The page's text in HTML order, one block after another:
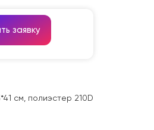
заявку
см, полиэстер 210D